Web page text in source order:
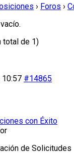
› Foros ›
total de 1)
#14865
con Éxito
de Solicitudes